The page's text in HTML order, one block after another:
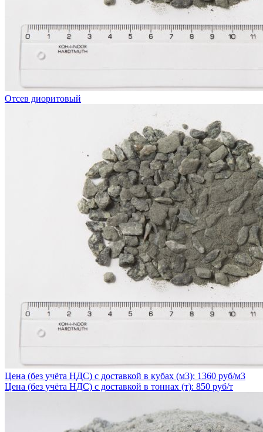
Отсев диоритовый
Цена (без учёта НДС) с доставкой в кубах (м3): 1360 руб/м3
Цена (без учёта НДС) с доставкой в тоннах (т): 850 руб/т